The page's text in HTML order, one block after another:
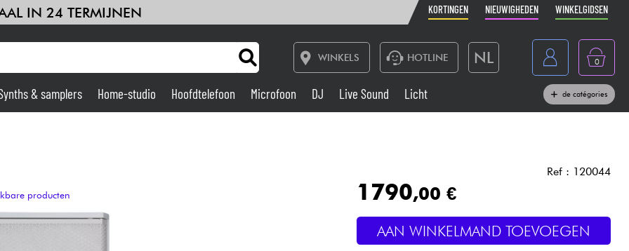
IN 24 TERMIJNEN KORTINGEN NIEUWIGHEDEN WINKELGIDSEN
WINKELS HOTLINE NL
France
Belgique
Deutschland
0
Live Sound
Drums & percussie Blaasinstrument
& samplers Home-studio Hoofdtelefoon Microfoon DJ Live Sound Licht de catégories
producten
Ref : 120044
1790,00 €
AAN WINKELMAND TOEVOEGEN